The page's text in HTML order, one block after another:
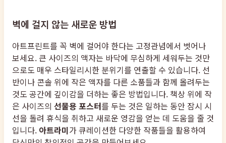
벽에 걸지 않는 새로운 방법
아트프린트를 꼭 벽에 걸어야 한다는 고정관념에서 벗어나
보세요. 큰 사이즈의 액자는 바닥에 무심하게 세워두는 것만
으로도 매우 스타일리시한 분위기를 연출할 수 있습니다. 선
반이나 콘솔 위에 작은 액자를 다른 소품들과 함께 올려두는
것도 공간에 깊이감을 더하는 좋은 방법입니다. 책상 위에 작
은 사이즈의 선물용 포스터를 두는 것은 일하는 동안 잠시 시
선을 돌려 휴식을 취하고 새로운 영감을 얻는 데 도움을 줄 것
입니다. 아트라미가 큐레이션한 다양한 작품들을 활용하여